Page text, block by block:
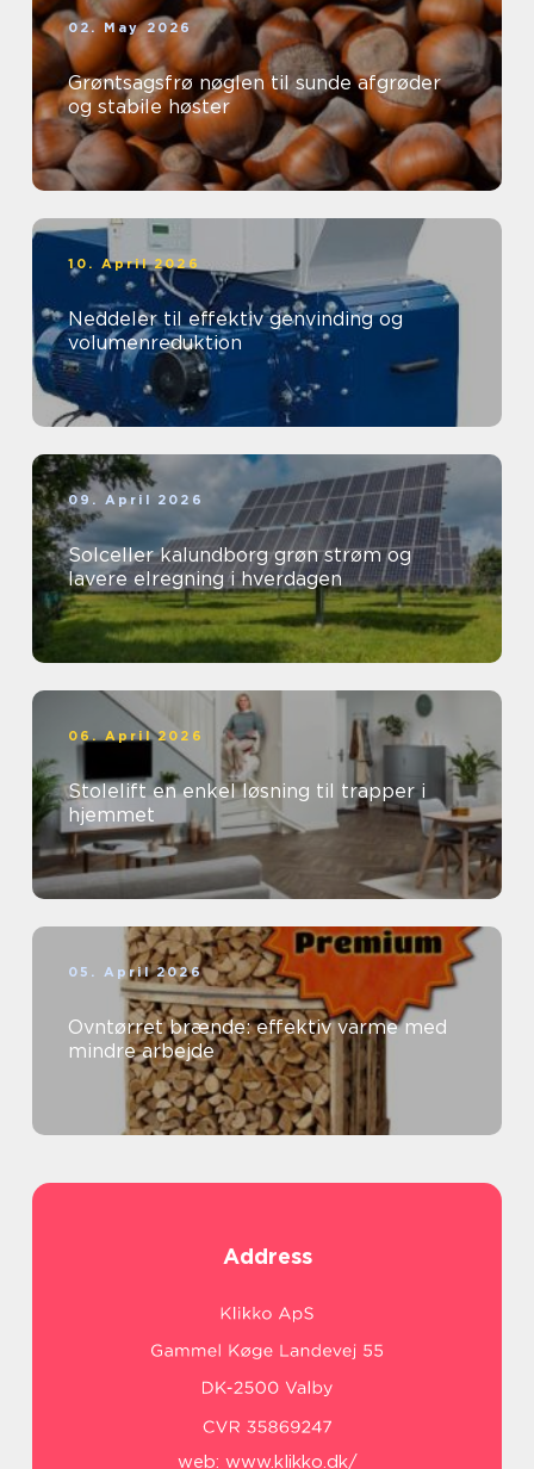
02. May 2026
Grøntsagsfrø nøglen til sunde afgrøder
og stabile høster
10. April 2026
Neddeler til effektiv genvinding og
volumenreduktion
09. April 2026
Solceller kalundborg grøn strøm og
lavere elregning i hverdagen
06. April 2026
Stolelift en enkel løsning til trapper i
hjemmet
05. April 2026
Ovntørret brænde: effektiv varme med
mindre arbejde
Address
web: www.klikko.dk/